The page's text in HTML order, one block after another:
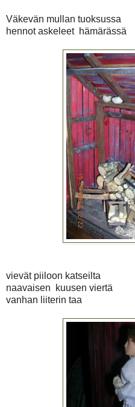
Väkevän mullan tuoksussa
hennot askeleet hämärässä
vievät piiloon katseilta
naavaisen kuusen viertä
vanhan liiterin taa